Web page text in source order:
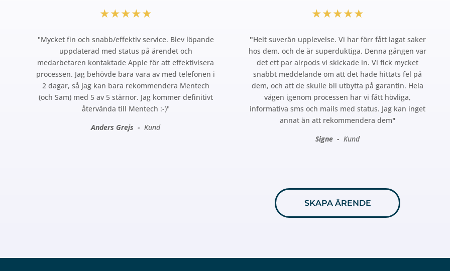
★★★★★
"Mycket fin och snabb/effektiv service. Blev löpande
uppdaterad med status på ärendet och
medarbetaren kontaktade Apple för att effektivisera
processen. Jag behövde bara vara av med telefonen i
2 dagar, så jag kan bara rekommendera Mentech
(och Sam) med 5 av 5 stärnor. Jag kommer definitivt
återvända till Mentech :-)"
Anders Grejs - Kund
★★★★★
"Helt suverän upplevelse. Vi har förr fått lagat saker
hos dem, och de är superduktiga. Denna gången var
det ett par airpods vi skickade in. Vi fick mycket
snabbt meddelande om att det hade hittats fel på
dem, och att de skulle bli utbytta på garantin. Hela
vägen igenom processen har vi fått hövliga,
informativa sms och mails med status. Jag kan inget
annat än att rekommendera dem"
Signe - Kund
SKAPA ÄRENDE